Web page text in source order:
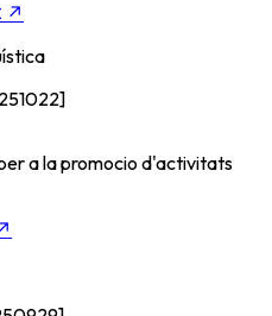
↗
a la promocio d'activitats